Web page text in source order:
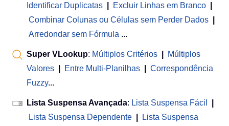
Identificar Duplicatas
Excluir Linhas em Branco
Combinar Colunas ou Células sem Perder Dados
Arredondar sem Fórmula ...
Super VLookup: Múltiplos Critérios
Múltiplos
Valores
Entre Multi-Planilhas
Correspondência
Fuzzy...
Lista Suspensa Avançada: Lista Suspensa Fácil
Lista Suspensa Dependente
Lista Suspensa